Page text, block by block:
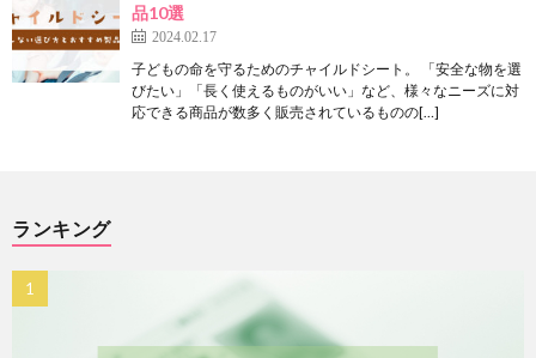
品10選
2024.02.17
子どもの命を守るためのチャイルドシート。 「安全な物を選
びたい」「長く使えるものがいい」など、様々なニーズに対
応できる商品が数多く販売されているものの[…]
ランキング